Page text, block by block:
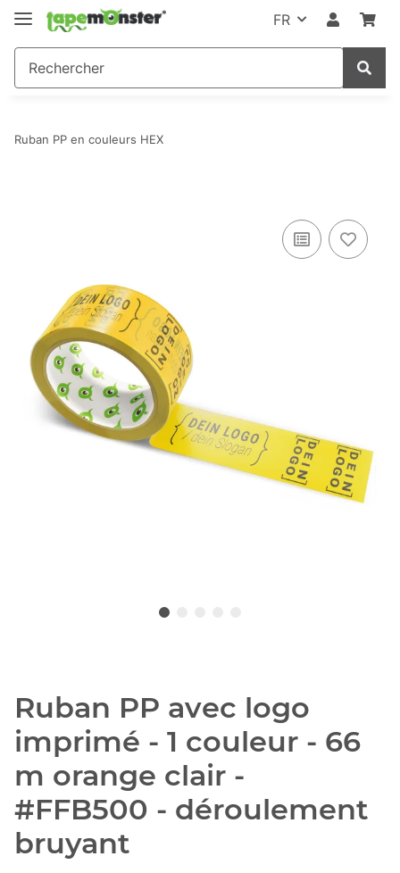
FR
Ruban PP en couleurs HEX
Ruban PP avec logo
imprimé - 1 couleur - 66
m orange clair -
#FFB500 - déroulement
bruyant